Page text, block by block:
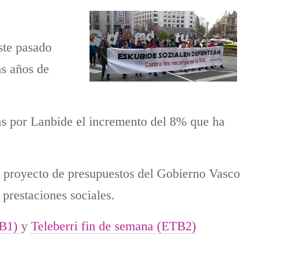
pasado
años de
por Lanbide el incremento del 8% que ha
de presupuestos del Gobierno Vasco
sociales.
y Teleberri fin de semana (ETB2)